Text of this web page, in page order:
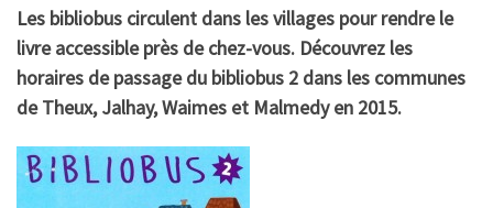
Les bibliobus circulent dans les villages pour rendre le
livre accessible près de chez-vous. Découvrez les
horaires de passage du bibliobus 2 dans les communes
de Theux, Jalhay, Waimes et Malmedy en 2015.